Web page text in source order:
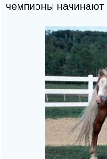
чемпионы начинают